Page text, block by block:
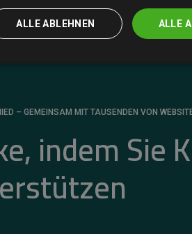
– GEMEINSAM MIT TAUSENDEN VON
indem Sie
ALLE
ALLE ABLEHNEN